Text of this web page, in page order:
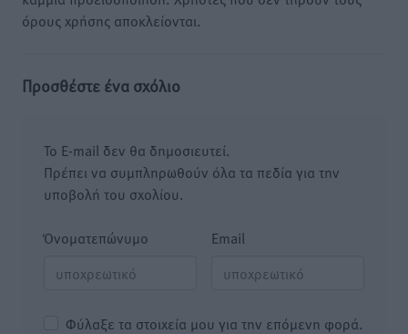
όρους χρήσης αποκλείονται.
Προσθέστε ένα σχόλιο
Το E-mail δεν θα δημοσιευτεί.
Πρέπει να συμπληρωθούν όλα τα πεδία για την
υποβολή του σχολίου.
Όνοματεπώνυμο Email
Φύλαξε τα στοιχεία μου για την επόμενη φορά.